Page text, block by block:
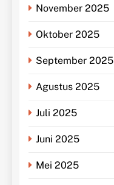
November 2025
Oktober 2025
September 2025
Agustus 2025
Juli 2025
Juni 2025
Mei 2025